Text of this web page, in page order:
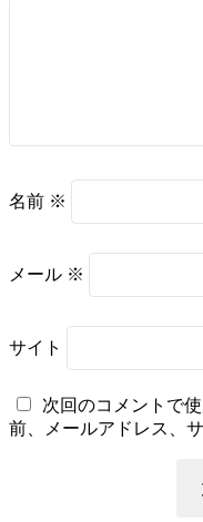
名前 ※
メール ※
サイト
次回のコメントで
前、メールアドレス、